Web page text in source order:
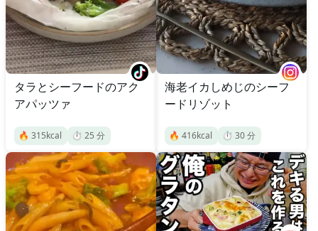
タラとシーフードのアク
アパッツァ
🔥 315kcal ⏱️ 25 分
海老イカしめじのシーフ
ードリゾット
🔥 416kcal ⏱️ 30分